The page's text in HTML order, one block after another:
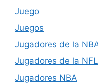
Juego
Juegos
Jugadores de la
Jugadores de la
Jugadores NBA